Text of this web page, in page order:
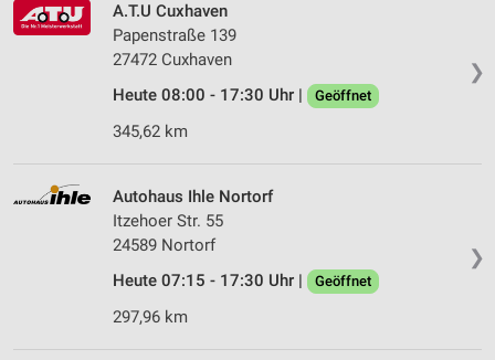
❯
A.T.U Cuxhaven
Papenstraße 139
27472 Cuxhaven
Heute 08:00 - 17:30 Uhr |
Geöffnet
345,62 km
❯
Autohaus Ihle Nortorf
Itzehoer Str. 55
24589 Nortorf
Heute 07:15 - 17:30 Uhr |
Geöffnet
297,96 km